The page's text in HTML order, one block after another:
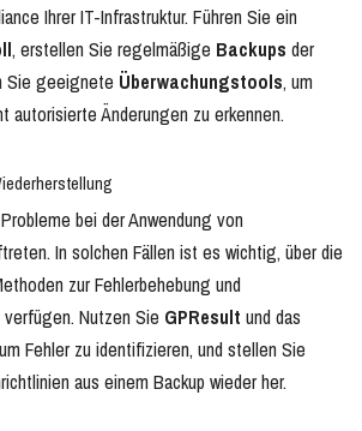
Ihrer IT-Infrastruktur. Führen Sie ein
, erstellen Sie regelmäßige Backups der
Sie geeignete Überwachungstools, um
autorisierte Änderungen zu erkennen.
bei der Anwendung von
In solchen Fällen ist es wichtig, über die
zur Fehlerbehebung und
Nutzen Sie GPResult und das
Fehler zu identifizieren, und stellen Sie
aus einem Backup wieder her.